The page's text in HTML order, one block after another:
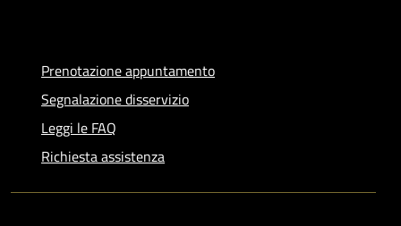
Prenotazione appuntamento
Segnalazione disservizio
Leggi le FAQ
Richiesta assistenza